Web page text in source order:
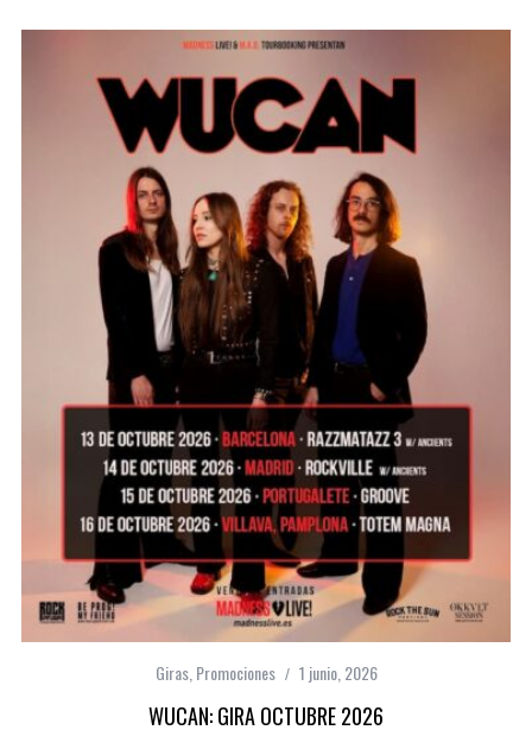
Giras, Promociones 1 junio, 2026
WUCAN: GIRA OCTUBRE 2026